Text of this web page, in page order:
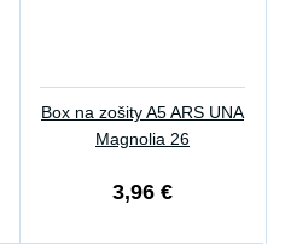
Box na zošity A5 ARS UNA
Magnolia 26
3,96 €